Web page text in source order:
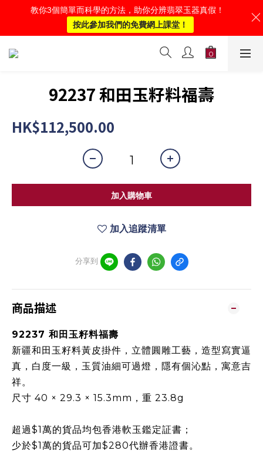
92237 和田玉籽料福壽
HK$112,500.00
加入購物車
加入追蹤清單
分享到
商品描述
92237 和田玉籽料福壽
新疆和田玉籽料黃皮掛件，立體圓雕工藝，造型寫實逼
真，白度一級，玉質油細可過燈，隱有個沁點，寓意吉
祥。
尺寸 40 × 29.3 × 15.3mm，重 23.8g
超過$1萬的貨品均包香港軟玉鑑定証書；
少於$1萬的貨品可加$280代辦香港證書。
教你3個簡單而科學的方法，助你分辨翡翠玉器真假！
按此參加我們的免費網上課堂！